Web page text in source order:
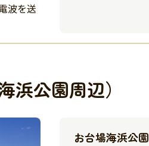
波を送
浜公園周辺）
お台場海浜公園